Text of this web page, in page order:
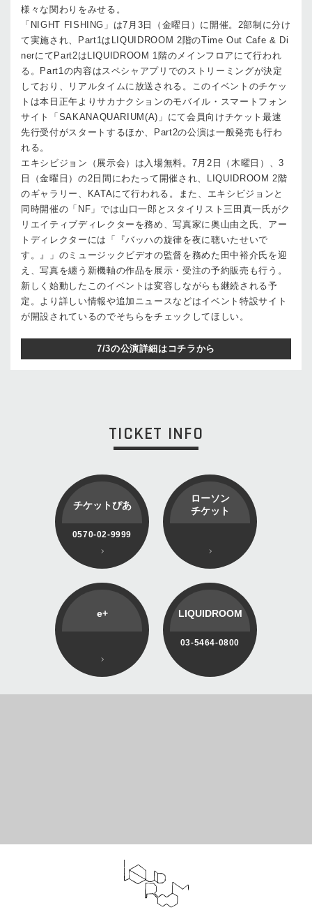
様々な関わりをみせる。
「NIGHT FISHING」は7月3日（金曜日）に開催。2部制に分け
て実施され、Part1はLIQUIDROOM 2階のTime Out Cafe & Di
nerにてPart2はLIQUIDROOM 1階のメインフロアにて行われ
る。Part1の内容はスペシャアプリでのストリーミングが決定
しており、リアルタイムに放送される。このイベントのチケッ
トは本日正午よりサカナクションのモバイル・スマートフォン
サイト「SAKANAQUARIUM(A)」にて会員向けチケット最速
先行受付がスタートするほか、Part2の公演は一般発売も行わ
れる。
エキシビジョン（展示会）は入場無料。7月2日（木曜日）、3
日（金曜日）の2日間にわたって開催され、LIQUIDROOM 2階
のギャラリー、KATAにて行われる。また、エキシビジョンと
同時開催の「NF」では山口一郎とスタイリスト三田真一氏がク
リエイティブディレクターを務め、写真家に奥山由之氏、アー
トディレクターには「『バッハの旋律を夜に聴いたせいで
す。』」のミュージックビデオの監督を務めた田中裕介氏を迎
え、写真を纏う新機軸の作品を展示・受注の予約販売も行う。
新しく始動したこのイベントは変容しながらも継続される予
定。より詳しい情報や追加ニュースなどはイベント特設サイト
が開設されているのでそちらをチェックしてほしい。
7/3の公演詳細はコチラから
TICKET INFO
チケットぴあ
0570-02-9999
ローソン
チケット
e+ LIQUIDROOM
03-5464-0800